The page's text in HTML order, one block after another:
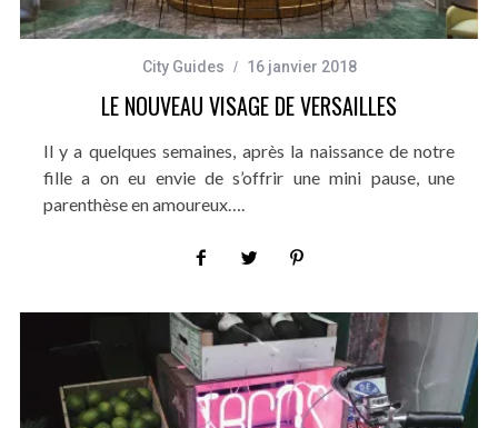
City Guides 16 janvier 2018
LE NOUVEAU VISAGE DE VERSAILLES
Il y a quelques semaines, après la naissance de notre
fille a on eu envie de s’offrir une mini pause, une
parenthèse en amoureux….